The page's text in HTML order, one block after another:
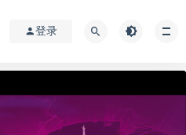
登录